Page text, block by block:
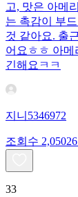
고, 맛은 아메
는 촉감이 부
것 같아요. 출
어요ㅎㅎ 아메
긴해요ㅋㅋ
지니5346972
조회수 2,050
33